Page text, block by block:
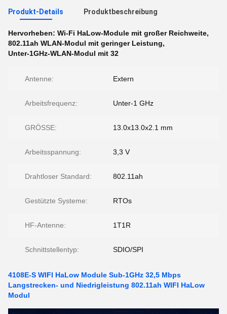
Produkt-Details Produktbeschreibung
Hervorheben: Wi-Fi HaLow-Module mit großer Reichweite,
802.11ah WLAN-Modul mit geringer Leistung,
Unter-1GHz-WLAN-Modul mit 32
Antenne: Extern
Arbeitsfrequenz: Unter-1 GHz
GRÖSSE: 13.0x13.0x2.1 mm
Arbeitsspannung: 3,3 V
Drahtloser Standard: 802.11ah
Gestützte Systeme: RTOs
HF-Antenne: 1T1R
Schnittstellentyp: SDIO/SPI
4108E-S WIFI HaLow Module Sub-1GHz 32,5 Mbps
Langstrecken- und Niedrigleistung 802.11ah WIFI HaLow
Modul